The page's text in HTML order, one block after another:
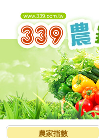
農家指數